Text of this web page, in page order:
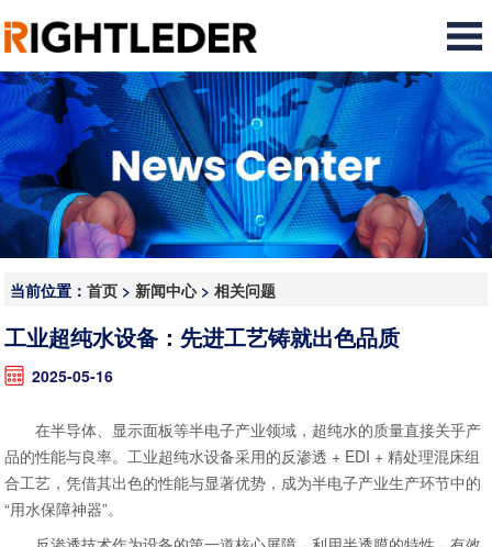
当前位置： 首页> 新闻中心> 相关问题
工业超纯水设备：先进工艺铸就出色品质
2025-05-16
在半导体、显示面板等半电子产业领域，超纯水的质量直接关乎产
品的性能与良率。工业超纯水设备采用的反渗透 + EDI + 精处理混床组
合工艺，凭借其出色的性能与显著优势，成为半电子产业生产环节中的
“用水保障神器”。​